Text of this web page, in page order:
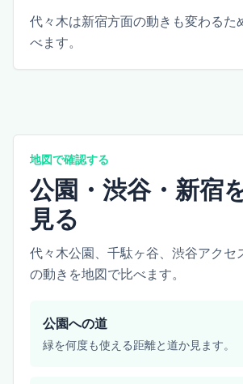
代々木は新宿方面の動きも変わるた
べます。
地図で確認する
公園・渋谷・新宿
見る
代々木公園、千駄ヶ谷、渋谷アクセ
の動きを地図で比べます。
公園への道
緑を何度も使える距離と道か見ます。